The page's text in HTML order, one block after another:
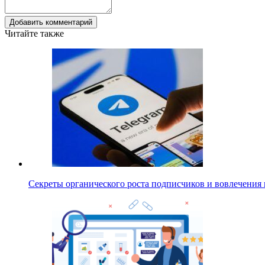
Добавить комментарий
Читайте также
Секреты органического роста подписчиков и